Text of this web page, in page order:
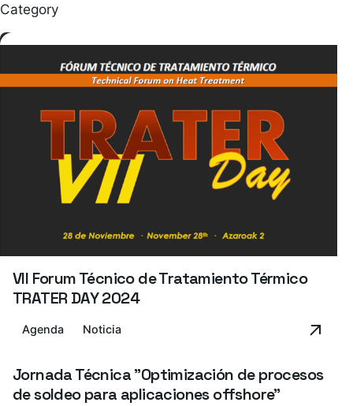
Category
VII Forum Técnico de Tratamiento Térmico
TRATER DAY 2024
Agenda Noticia
Jornada Técnica "Optimización de procesos
de soldeo para aplicaciones offshore"